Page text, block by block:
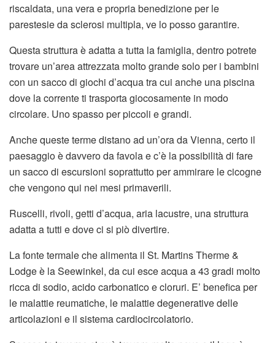
riscaldata, una vera e propria benedizione per le
parestesie da sclerosi multipla, ve lo posso garantire.
Questa struttura è adatta a tutta la famiglia, dentro potrete
trovare un’area attrezzata molto grande solo per i bambini
con un sacco di giochi d’acqua tra cui anche una piscina
dove la corrente ti trasporta giocosamente in modo
circolare. Uno spasso per piccoli e grandi.
Anche queste terme distano ad un’ora da Vienna, certo il
paesaggio è davvero da favola e c’è la possibilità di fare
un sacco di escursioni soprattutto per ammirare le cicogne
che vengono qui nei mesi primaverili.
Ruscelli, rivoli, getti d’acqua, aria lacustre, una struttura
adatta a tutti e dove ci si piò divertire.
La fonte termale che alimenta il St. Martins Therme &
Lodge è la Seewinkel, da cui esce acqua a 43 gradi molto
ricca di sodio, acido carbonatico e cloruri. E’ benefica per
le malattie reumatiche, le malattie degenerative delle
articolazioni e il sistema cardiocircolatorio.